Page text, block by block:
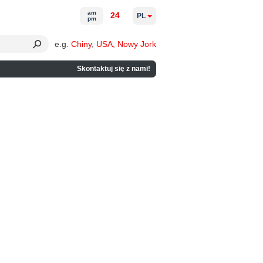
e.g. Chiny, USA Nowy Jork
Skontaktuj się z nami!
am
pm
24 PL